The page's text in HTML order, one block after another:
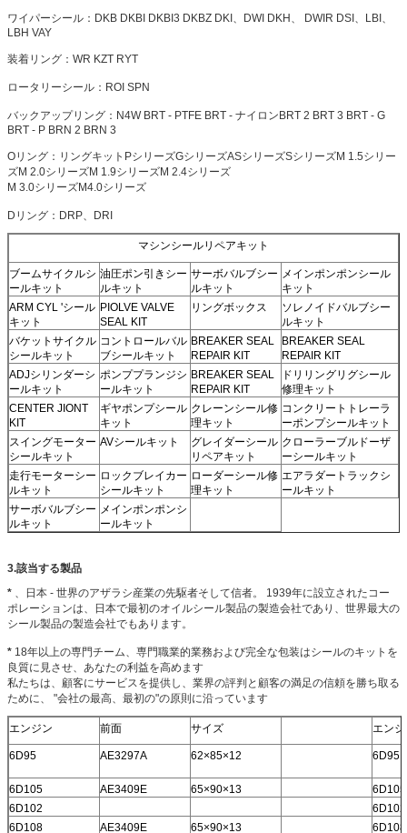
ワイパーシール：DKB DKBI DKBI3 DKBZ DKI、DWI DKH、 DWIR DSI、LBI、
LBH VAY
装着リング：WR KZT RYT
ロータリーシール：ROI SPN
バックアップリング：N4W BRT - PTFE BRT - ナイロンBRT 2 BRT 3 BRT - G
BRT - P BRN 2 BRN 3
Oリング：リングキットPシリーズGシリーズASシリーズSシリーズM 1.5シリー
ズM 2.0シリーズM 1.9シリーズM 2.4シリーズ
M 3.0シリーズM4.0シリーズ
Dリング：DRP、DRI
マシンシールリペアキット
ブームサイクルシ
ールキット
油圧ポン引きシー
ルキット
サーボバルブシー
ルキット
メインポンポンシール
キット
ARM CYL 'シール
キット
PIOLVE VALVE
SEAL KIT
リングボックス
ソレノイドバルブシー
ルキット
バケットサイクル
シールキット
コントロールバル
ブシールキット
BREAKER SEAL
REPAIR KIT
BREAKER SEAL
REPAIR KIT
ADJシリンダーシ
ールキット
ポンププランジシ
ールキット
BREAKER SEAL
REPAIR KIT
ドリリングリグシール
修理キット
CENTER JIONT
KIT
ギヤポンプシール
キット
クレーンシール修
理キット
コンクリートトレーラ
ーポンプシールキット
スイングモーター
シールキット
AVシールキット
グレイダーシール
リペアキット
クローラーブルドーザ
ーシールキット
走行モーターシー
ルキット
ロックブレイカー
シールキット
ローダーシール修
理キット
エアラダートラックシ
ールキット
サーボバルブシー
ルキット
メインポンポンシ
ールキット
3.該当する製品
* 、日本 - 世界のアザラシ産業の先駆者そして信者。
1939年に設立されたコー
ポレーションは、日本で最初のオイルシール製品の製造会社であり、世界最大の
シール製品の製造会社でもあります。
* 18年以上の専門チーム、専門職業的業務および完全な包装はシールのキットを
良質に見させ、あなたの利益を高めます
私たちは、顧客にサービスを提供し、業界の評判と顧客の満足の信頼を勝ち取る
ために、 "会社の最高、最初の"の原則に沿っています
エンジン 前面 サイズ エン
6D95 AE3297A 62×85×12 6D95
6D105 AE3409E 65×90×13
6D105
6D102
6D102
6D108
AE3409E 65×90×13 6D108